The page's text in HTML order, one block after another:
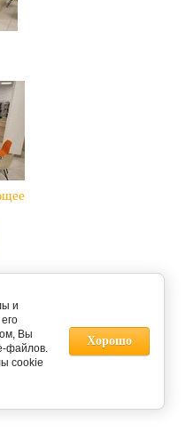
и
Вы
файлов.
cookie
Хорошо